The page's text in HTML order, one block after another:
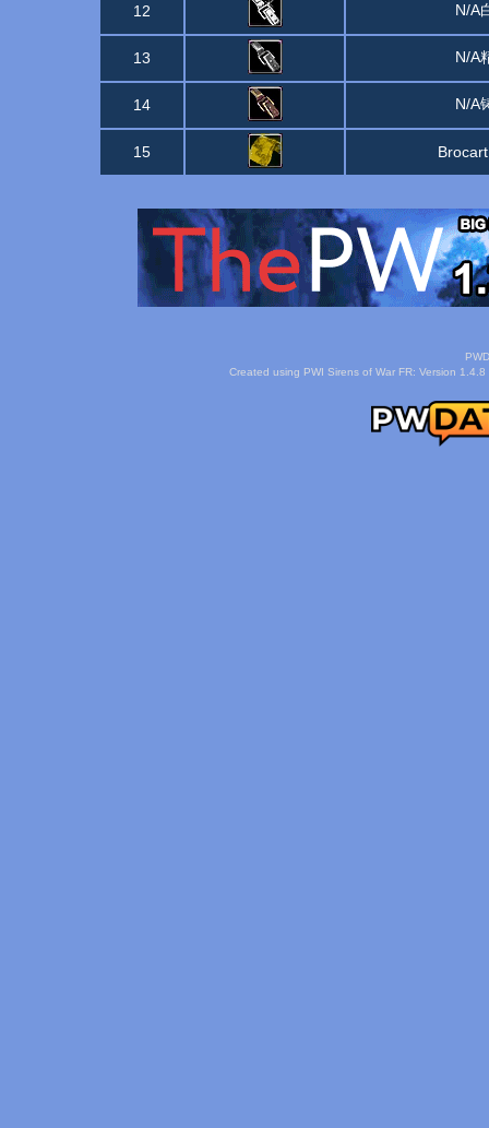
12 N/A
13 N/A
14 N/A
15
Created using PWI Sirens of War FR: Version